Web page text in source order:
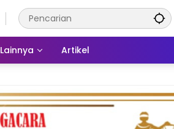
Lainnya Artikel